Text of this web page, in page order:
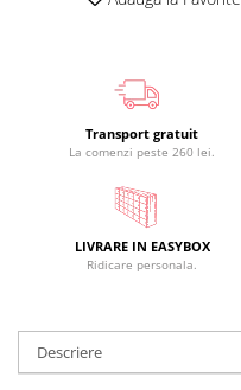
Transport gratuit
La comenzi peste 260 lei.
LIVRARE IN EASYBOX
Ridicare personala.
Descriere